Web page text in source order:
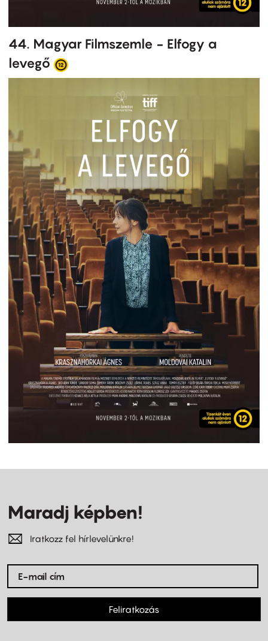
44. Magyar Filmszemle - Elfogy a
levegő
Maradj képben!
Iratkozz fel hírlevelünkre!
Feliratkozás